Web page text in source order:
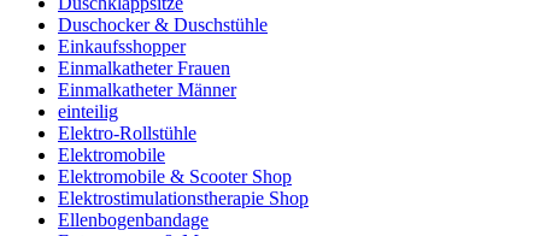
Duschocker & Duschstühle
Einkaufsshopper
Einmalkatheter Frauen
Einmalkatheter Männer
einteilig
Elektro-Rollstühle
Elektromobile
Elektromobile & Scooter Shop
Elektrostimulationstherapie Shop
Ellenbogenbandage